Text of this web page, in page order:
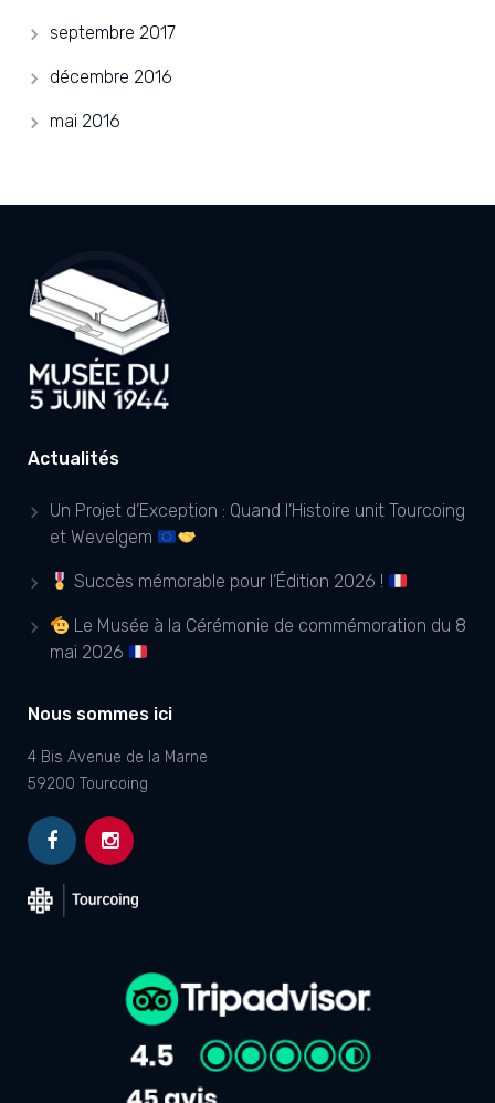
septembre 2017
décembre 2016
mai 2016
Actualités
Un Projet d’Exception : Quand l’Histoire unit Tourcoing
et Wevelgem
Succès mémorable pour l’Édition 2026 !
Le Musée à la Cérémonie de commémoration du 8
mai 2026
Nous sommes ici
4 Bis Avenue de la Marne
59200 Tourcoing